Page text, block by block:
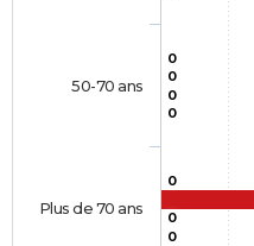
0
0
0
0
0
0
0
50-70 ans
Plus de 70 ans